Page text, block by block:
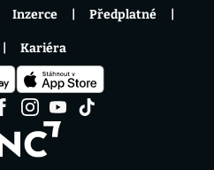
Inzerce Předplatné
Kariéra